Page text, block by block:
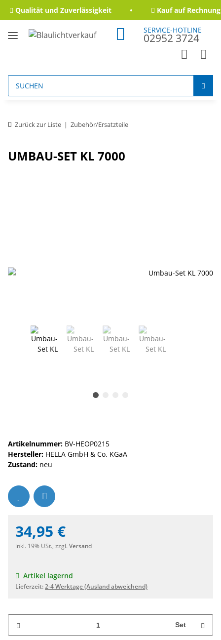
Qualität und Zuverlässigkeit Kauf auf Rechnung
SERVICE-HOTLINE
02952 3724
Zurück zur Liste Zubehör/Ersatzteile
UMBAU-SET KL 7000
Artikelnummer: BV-HEOP0215
Hersteller: HELLA GmbH & Co. KGaA
Zustand: neu
34,95 €
inkl. 19% USt., zzgl. Versand
Artikel lagernd
Lieferzeit:2-4 Werktage(Ausland abweichend)
Set